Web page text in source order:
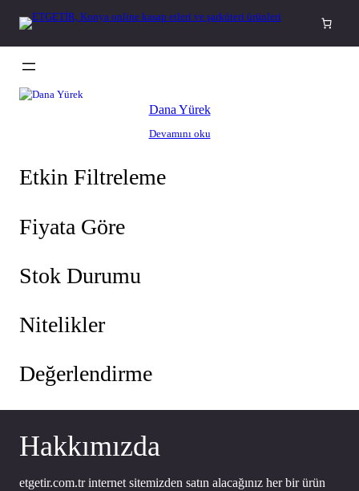
Dana Yürek
Devamını oku
Etkin Filtreleme
Fiyata Göre
Stok Durumu
Nitelikler
Değerlendirme
Hakkımızda
etgetir.com.tr internet sitemizden satın alacağınız her bir ürün